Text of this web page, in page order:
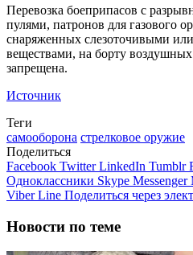
Перевозка боеприпасов с
пулями, патронов для газового
снаряженных слезоточивыми
веществами, на борту
запрещена.
Источник
Теги
самооборона стрелковое оружие
Поделиться
Facebook Twitter LinkedIn Tumblr
Одноклассники Skype Messenger
Viber Line Поделиться через
Новости по теме